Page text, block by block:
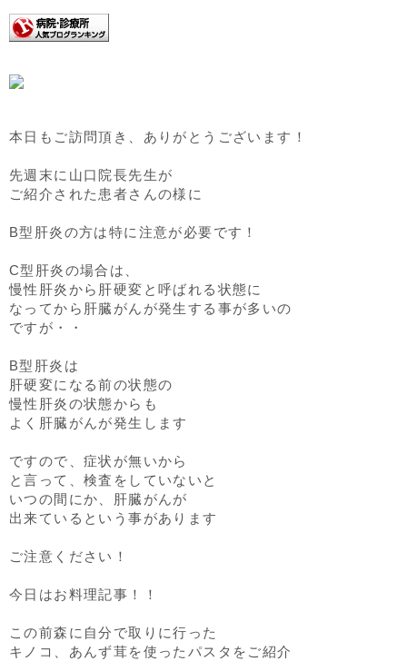
本日もご訪問頂き、ありがとうございます！
先週末に山口院長先生が
ご紹介された患者さんの様に
B型肝炎の方は特に注意が必要です！
C型肝炎の場合は、
慢性肝炎から肝硬変と呼ばれる状態に
なってから肝臓がんが発生する事が多いの
ですが・・
B型肝炎は
肝硬変になる前の状態の
慢性肝炎の状態からも
よく肝臓がんが発生します
ですので、症状が無いから
と言って、検査をしていないと
いつの間にか、肝臓がんが
出来ているという事があります
ご注意ください！
今日はお料理記事！！
この前森に自分で取りに行った
キノコ、あんず茸を使ったパスタをご紹介